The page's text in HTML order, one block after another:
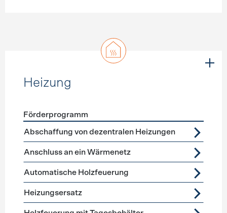
Heizung
Förderprogramme Heizung
Förderprogramm
Abschaffung von dezentralen Heizungen
Anschluss an ein Wärmenetz
Automatische Holzfeuerung
Heizungsersatz